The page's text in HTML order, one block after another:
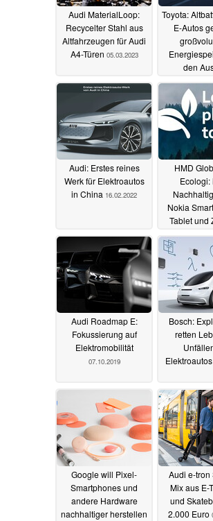
Audi MaterialLoop:
Recycelter Stahl aus
Altfahrzeugen für Audi
A4-Türen 05.03.2023
Toyota:
E-Autos
den
Audi: Erstes reines
Werk für Elektroautos
in China 16.02.2022
HMD
Ecologi:
Nokia
Tablet und
Audi Roadmap E:
Fokussierung auf
Elektromobilität
07.10.2019
Bosch:
retten
Elektroautos
Google will Pixel-
Smartphones und
andere Hardware
nachhaltiger herstellen
Audi e-tron
Mix aus E-
und
2.000 Euro